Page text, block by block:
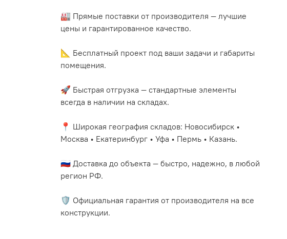
🏭 Прямые поставки от производителя — лучшие
цены и гарантированное качество.
📐 Бесплатный проект под ваши задачи и габариты
помещения.
🚀 Быстрая отгрузка — стандартные элементы
всегда в наличии на складах.
📍 Широкая география складов: Новосибирск •
Москва • Екатеринбург • Уфа • Пермь • Казань.
🇷🇺 Доставка до объекта — быстро, надежно, в любой
регион РФ.
🛡️ Официальная гарантия от производителя на все
конструкции.